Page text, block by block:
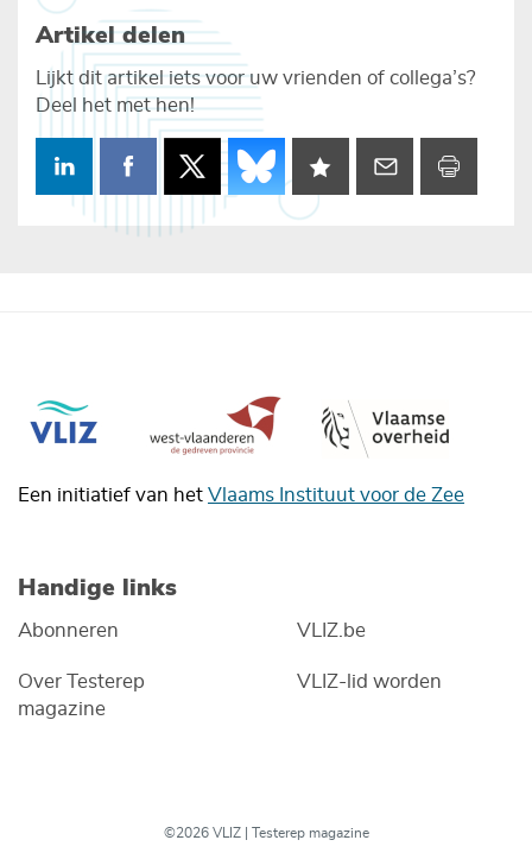
Artikel delen
Lijkt dit artikel iets voor uw vrienden of collega’s?
Deel het met hen!
Een initiatief van het Vlaams Instituut voor de Zee
Handige links
Abonneren
Over Testerep
magazine
VLIZ.be
VLIZ-lid worden
©2026 VLIZ | Testerep magazine